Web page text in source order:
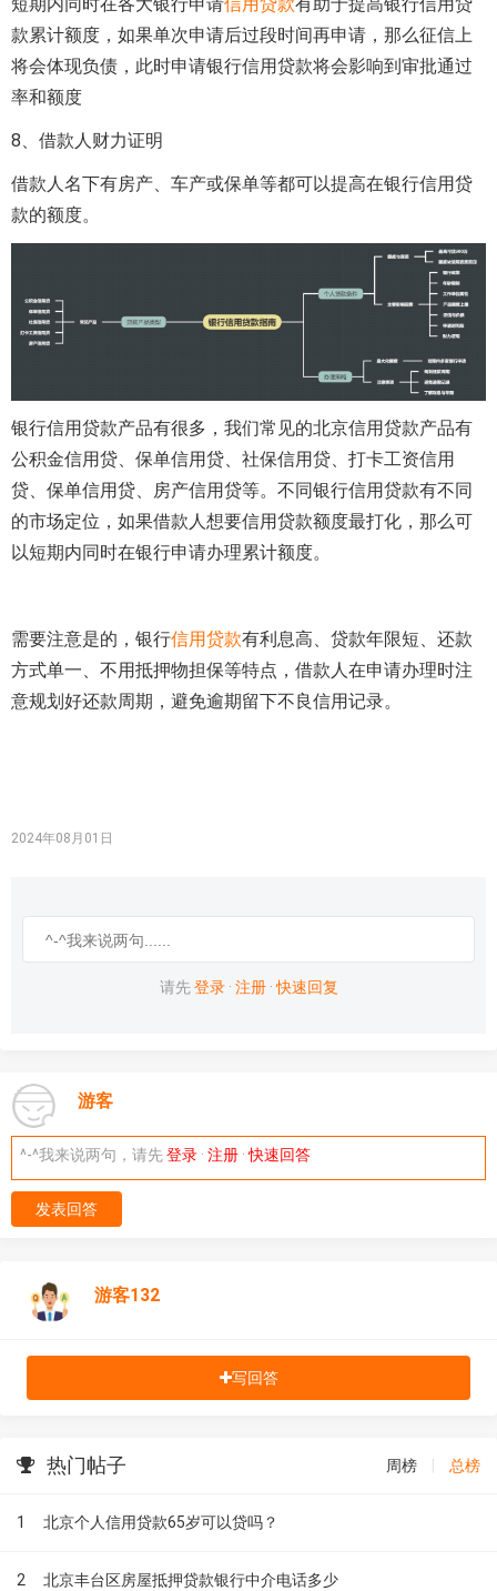
款累计额度，如果单次申请后过段时间再申请，那么征信上
将会体现负债，此时申请银行信用贷款将会影响到审批通过
率和额度
8、借款人财力证明
借款人名下有房产、车产或保单等都可以提高在银行信用贷
款的额度。
银行信用贷款产品有很多，我们常见的北京信用贷款产品有
公积金信用贷、保单信用贷、社保信用贷、打卡工资信用
贷、保单信用贷、房产信用贷等。不同银行信用贷款有不同
的市场定位，如果借款人想要信用贷款额度最打化，那么可
以短期内同时在银行申请办理累计额度。
需要注意是的，银行信用贷款有利息高、贷款年限短、还款
方式单一、不用抵押物担保等特点，借款人在申请办理时注
意规划好还款周期，避免逾期留下不良信用记录。
2024年08月01日
请先登录 · 注册 · 快速回复
游客
^-^我来说两句，请先登录 · 注册 · 快速回答
发表回答
游客132
写回答
热门帖子 周榜 总榜
1 北京个人信用贷款65岁可以贷吗？
2 北京丰台区房屋抵押贷款银行中介电话多少